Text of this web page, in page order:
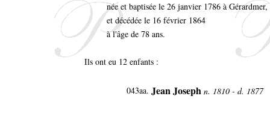
née et baptisée le 26 janvier 1786 à Gérardmer,
et décédée le 16 février 1864
à l'âge de 78 ans.
Ils ont eu 12 enfants :
043aa. Jean Joseph n. 1810 - d. 1877